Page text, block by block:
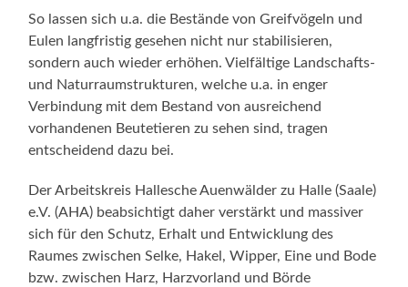
So lassen sich u.a. die Bestände von Greifvögeln und
Eulen langfristig gesehen nicht nur stabilisieren,
sondern auch wieder erhöhen. Vielfältige Landschafts-
und Naturraumstrukturen, welche u.a. in enger
Verbindung mit dem Bestand von ausreichend
vorhandenen Beutetieren zu sehen sind, tragen
entscheidend dazu bei.
Der Arbeitskreis Hallesche Auenwälder zu Halle (Saale)
e.V. (AHA) beabsichtigt daher verstärkt und massiver
sich für den Schutz, Erhalt und Entwicklung des
Raumes zwischen Selke, Hakel, Wipper, Eine und Bode
bzw. zwischen Harz, Harzvorland und Börde